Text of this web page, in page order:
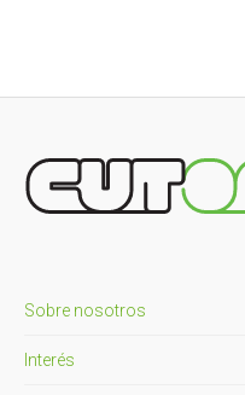
Sobre nosotros
Interés